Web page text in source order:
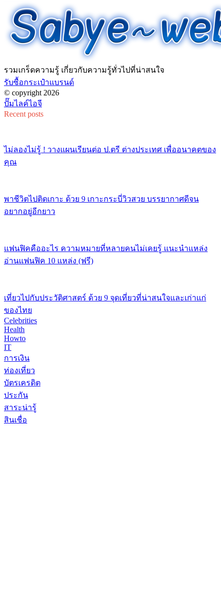
รวมเกร็ดความรู้ เกี่ยวกับความรู้ทั่วไปที่น่าสนใจ
รับซื้อกระเป๋าแบรนด์
© copyright 2026
ปั๊มไลค์ไอจี
Recent posts
ไม่ลองไม่รู้ ! วางแผนเรียนต่อ ป.ตรี ต่างประเทศ เพื่ออนาคตของ
คุณ
พาชีวิตไปติดเกาะ ด้วย 9 เกาะกระบี่วิวสวย บรรยากาศดีจน
อยากอยู่อีกยาว
แฟนฟิคคืออะไร ความหมายที่หลายคนไม่เคยรู้ แนะนำแหล่ง
อ่านแฟนฟิค 10 แหล่ง (ฟรี)
เที่ยวไปกับประวัติศาสตร์ ด้วย 9 จุดเที่ยวที่น่าสนใจและเก่าแก่
ของไทย
Celebrities
Health
Howto
IT
การเงิน
ท่องเที่ยว
บัตรเครดิต
ประกัน
สาระน่ารู้
สินเชื่อ